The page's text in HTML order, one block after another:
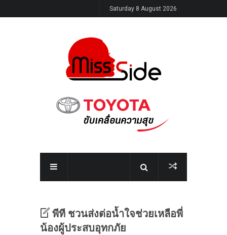
Saturday 8 August 2026
พีที ชวนส่งต่อน้ำใจช่วยเหลือพี่
น้องผู้ประสบอุทกภัย